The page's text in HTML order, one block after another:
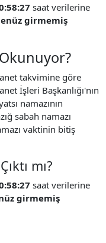
saat verilerine
girmemiş
Okunuyor?
takvimine göre
İşleri Başkanlığı'nın
namazının
sabah namazı
vaktinin bitiş
mı?
saat verilerine
girmemiş